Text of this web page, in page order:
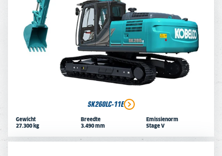
SK260LC-11E
Gewicht
27.300 kg
Breedte
3.490 mm
Emissienorm
Stage V